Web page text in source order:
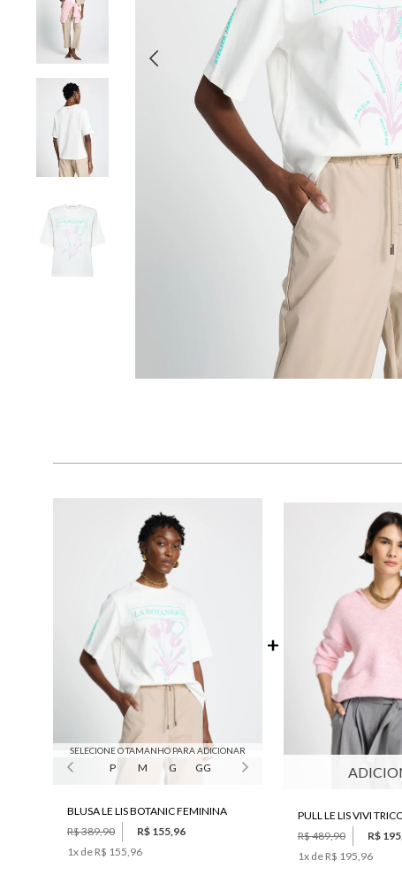
SELECIONE O TAMANHO PARA ADICIONAR
P M G GG
BLUSA LE LIS BOTANIC FEMININA
R$ 389,90
R$ 155,96
1x de R$ 155,96
PULL LE LIS VIVI
R$ 489,90
R$
1x de R$ 195,96